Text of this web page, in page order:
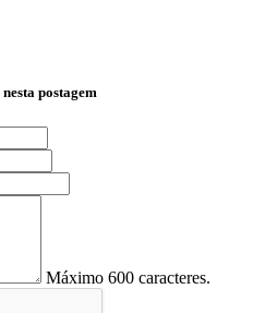
postagem
Máximo 600 caracteres.